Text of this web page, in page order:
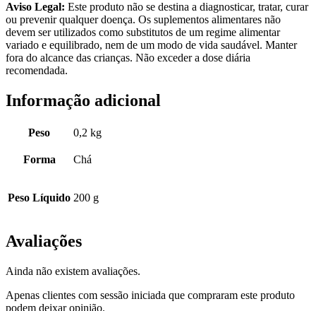
Aviso Legal: Este produto não se destina a diagnosticar, tratar, curar
ou prevenir qualquer doença. Os suplementos alimentares não
devem ser utilizados como substitutos de um regime alimentar
variado e equilibrado, nem de um modo de vida saudável. Manter
fora do alcance das crianças. Não exceder a dose diária
recomendada.
Informação adicional
Peso 0,2 kg
Forma Chá
Peso Líquido 200 g
Avaliações
Ainda não existem avaliações.
Apenas clientes com sessão iniciada que compraram este produto
podem deixar opinião.